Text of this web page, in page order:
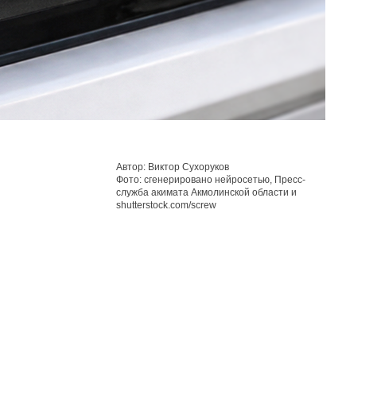
Автор: Виктор Сухоруков
Фото: сгенерировано нейросетью, Пресс-
служба акимата Акмолинской области и
shutterstock.com/screw